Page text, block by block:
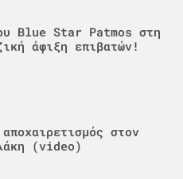
Blue Star Patmos στη
άφιξη επιβατών!
στον
(video)